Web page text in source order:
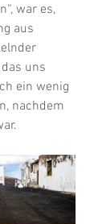
war es,
aus
uns
ein wenig
nachdem